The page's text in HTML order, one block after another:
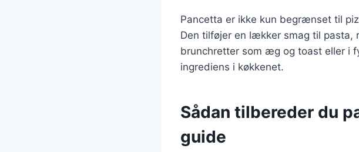
Pancetta er ikke kun begrænset til
Den tilføjer en lækker smag til pasta,
brunchretter som æg og toast eller i
ingrediens i køkkenet.
Sådan tilbereder du
guide